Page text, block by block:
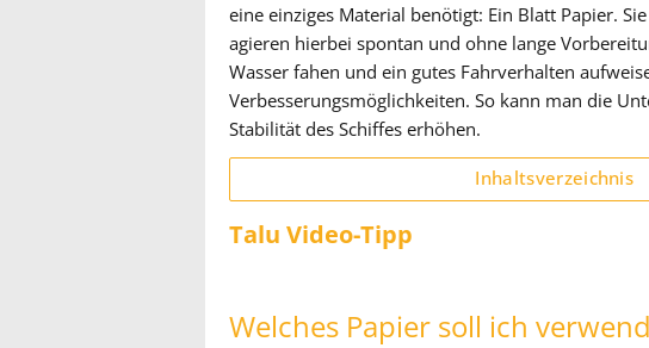
eine einziges Material benötigt: Ein Blatt Papier.
agieren hierbei spontan und ohne lange
Wasser fahen und ein gutes Fahrverhalten
Verbesserungsmöglichkeiten. So kann man die
Stabilität des Schiffes erhöhen.
Inhaltsverzeichnis
Talu Video-Tipp
Welches Papier soll ich